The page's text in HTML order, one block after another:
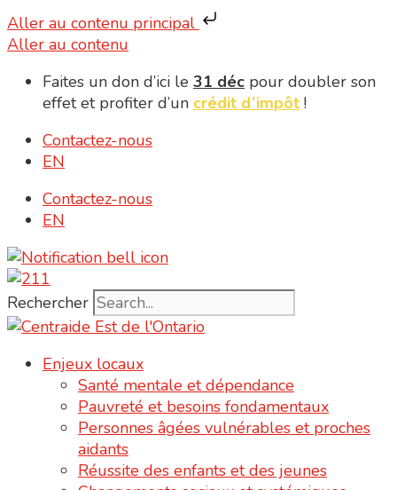
Aller au contenu principal
Aller au contenu
Faites un don d’ici le 31 déc pour doubler son
effet et profiter d’un crédit d’impôt !
Contactez-nous
EN
Contactez-nous
EN
Rechercher
Enjeux locaux
Santé mentale et dépendance
Pauvreté et besoins fondamentaux
Personnes âgées vulnérables et proches
aidants
Réussite des enfants et des jeunes